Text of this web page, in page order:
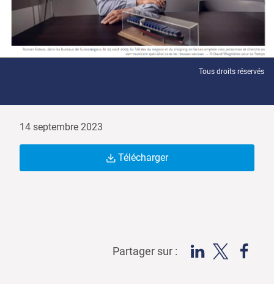
14 septembre 2023
Télécharger
Tous droits réservés
Partager sur :